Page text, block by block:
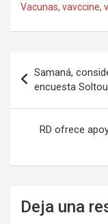
Vacunas, vavccine,
de
entradas
Samaná,
encuesta
RD ofrece
Deja una